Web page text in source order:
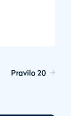
udarac)
Pravilo 20